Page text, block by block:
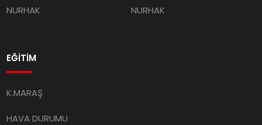
NURHAK NURHAK
EĞİTİM
K.MARAŞ
HAVA DURUMU